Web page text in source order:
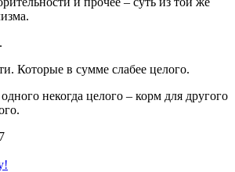
Которые в сумме слабее целого.
некогда целого – корм для другого